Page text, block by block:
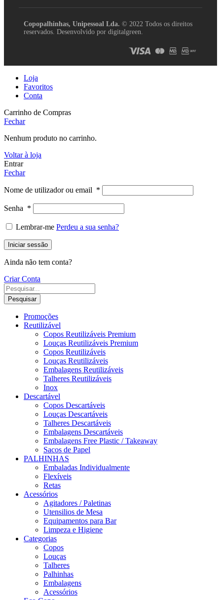
Copopalhinhas, Unipessoal Lda. © 2022 Todos os direitos
reservados. Desenvolvido por digitalgreen.
Loja
Favoritos
Conta
Carrinho de Compras
Fechar
Nenhum produto no carrinho.
Voltar à loja
Entrar
Fechar
Nome de utilizador ou email *
Senha *
Lembrar-me Perdeu a sua senha?
Iniciar sessão
Ainda não tem conta?
Criar Conta
Pesquisar
Promoções
Reutilizável
Copos Reutilizáveis Premium
Louças Reutilizáveis Premium
Copos Reutilizáveis
Louças Reutilizáveis
Embalagens Reutilizáveis
Talheres Reutilizáveis
Inox
Descartável
Copos Descartáveis
Louças Descartáveis
Talheres Descartáveis
Embalagens Descartáveis
Embalagens Free Plastic / Takeaway
Sacos de Papel
PALHINHAS
Embaladas Individualmente
Flexíveis
Retas
Acessórios
Agitadores / Paletinas
Utensilios de Mesa
Equipamentos para Bar
Limpeza e Higiene
Categorias
Copos
Louças
Talheres
Palhinhas
Embalagens
Acessórios